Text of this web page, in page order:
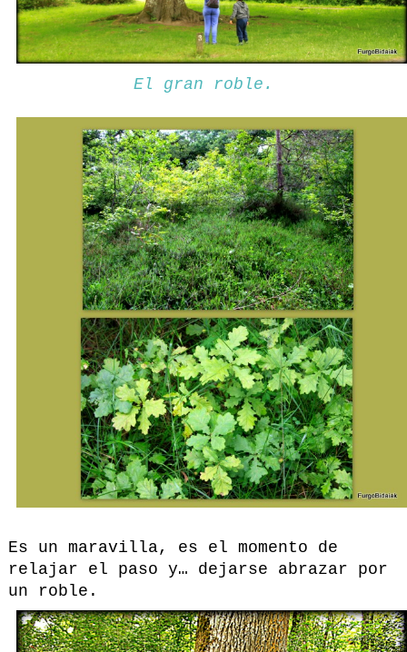
El gran roble.
Es un maravilla, es el momento de
relajar el paso y… dejarse abrazar por
un roble.